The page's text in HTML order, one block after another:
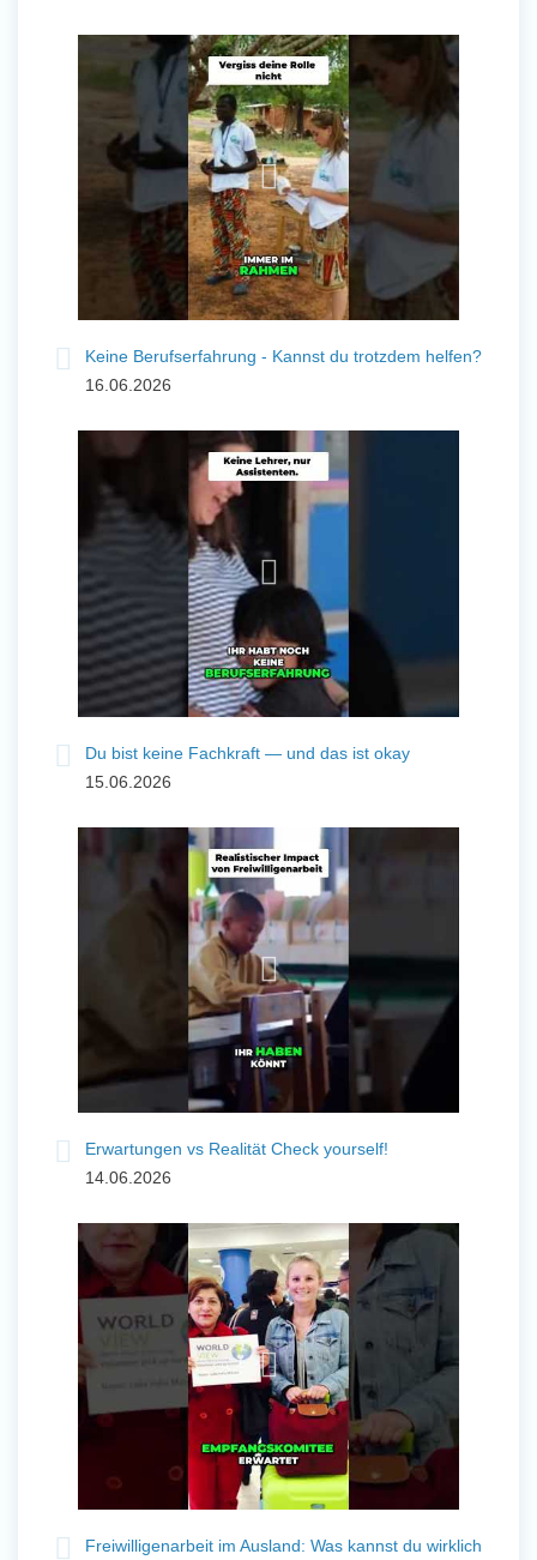
Keine Berufserfahrung - Kannst du trotzdem helfen?
16.06.2026
Du bist keine Fachkraft — und das ist okay
15.06.2026
Erwartungen vs Realität Check yourself!
14.06.2026
Freiwilligenarbeit im Ausland: Was kannst du wirklich